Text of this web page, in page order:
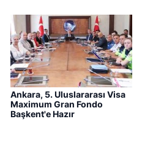
Ankara, 5. Uluslararası Visa
Maximum Gran Fondo
Başkent'e Hazır